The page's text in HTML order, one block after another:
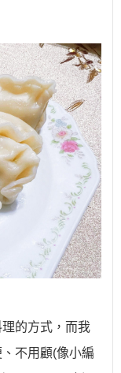
的方式，而我
不用顧(像小編